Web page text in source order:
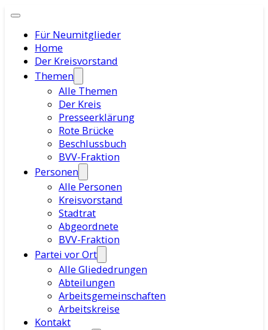
Für Neumitglieder
Home
Der Kreisvorstand
Themen
Alle Themen
Der Kreis
Presseerklärung
Rote Brücke
Beschlussbuch
BVV-Fraktion
Personen
Alle Personen
Kreisvorstand
Stadtrat
Abgeordnete
BVV-Fraktion
Partei vor Ort
Alle Gliededrungen
Abteilungen
Arbeitsgemeinschaften
Arbeitskreise
Kontakt